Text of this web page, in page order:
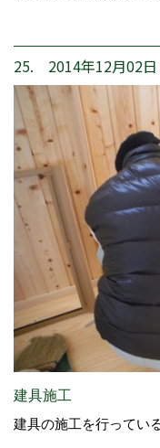
25. 2014年12月02日
建具施工
建具の施工を行ってい